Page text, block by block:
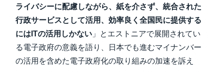
ライバシーに配慮しながら、紙を介さず、統合された
行政サービスとして活用、効率良く全国民に提供する
にはITの活用しかない 」とエストニアで展開されてい
る電子政府の意義を語り、日本でも進むマイナンバー
の活用を含めた電子政府化の取り組みの加速を訴え